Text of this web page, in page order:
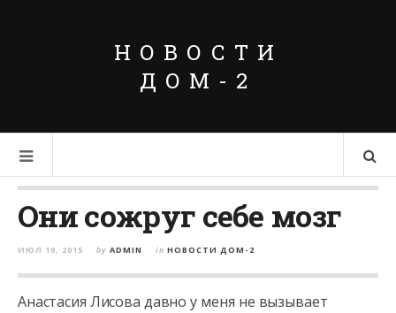
НОВОСТИ
ДОМ-2
Они сожруг себе мозг
ИЮЛ 19, 2015 by ADMIN in НОВОСТИ ДОМ-2
Анастасия Лисова давно у меня не вызывает